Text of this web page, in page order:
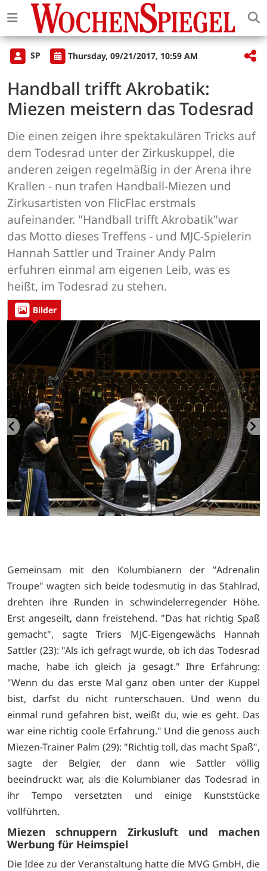
SP Thursday, 09/21/2017, 10:59 AM
Handball trifft Akrobatik:
Miezen meistern das Todesrad
Die einen zeigen ihre spektakulären Tricks auf
dem Todesrad unter der Zirkuskuppel, die
anderen zeigen regelmäßig in der Arena ihre
Krallen - nun trafen Handball-Miezen und
Zirkusartisten von FlicFlac erstmals
aufeinander. "Handball trifft Akrobatik"war
das Motto dieses Treffens - und MJC-Spielerin
Hannah Sattler und Trainer Andy Palm
erfuhren einmal am eigenen Leib, was es
heißt, im Todesrad zu stehen.
Bilder
Gemeinsam mit den Kolumbianern der "Adrenalin
Troupe" wagten sich beide todesmutig in das Stahlrad,
drehten ihre Runden in schwindelerregender Höhe.
Erst angeseilt, dann freistehend. "Das hat richtig Spaß
gemacht", sagte Triers MJC-Eigengewächs Hannah
Sattler (23): "Als ich gefragt wurde, ob ich das Todesrad
mache, habe ich gleich ja gesagt." Ihre Erfahrung:
"Wenn du das erste Mal ganz oben unter der Kuppel
bist, darfst du nicht runterschauen. Und wenn du
einmal rund gefahren bist, weißt du, wie es geht. Das
war eine richtig coole Erfahrung." Und die genoss auch
Miezen-Trainer Palm (29): "Richtig toll, das macht Spaß",
sagte der Belgier, der dann wie Sattler völlig
beeindruckt war, als die Kolumbianer das Todesrad in
ihr Tempo versetzten und einige Kunststücke
vollführten.
Miezen schnuppern Zirkusluft und machen
Werbung für Heimspiel
Die Idee zu der Veranstaltung hatte die MVG GmbH, die